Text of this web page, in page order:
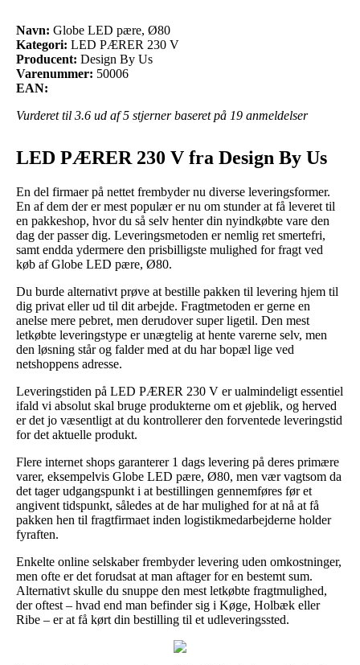
Navn: Globe LED pære, Ø80
Kategori: LED PÆRER 230 V
Producent: Design By Us
Varenummer: 50006
EAN:
Vurderet til 3.6 ud af 5 stjerner baseret på 19 anmeldelser
LED PÆRER 230 V fra Design By Us
En del firmaer på nettet frembyder nu diverse leveringsformer.
En af dem der er mest populær er nu om stunder at få leveret til
en pakkeshop, hvor du så selv henter din nyindkøbte vare den
dag der passer dig. Leveringsmetoden er nemlig ret smertefri,
samt endda ydermere den prisbilligste mulighed for fragt ved
køb af Globe LED pære, Ø80.
Du burde alternativt prøve at bestille pakken til levering hjem til
dig privat eller ud til dit arbejde. Fragtmetoden er gerne en
anelse mere pebret, men derudover super ligetil. Den mest
letkøbte leveringstype er unægtelig at hente varerne selv, men
den løsning står og falder med at du har bopæl lige ved
netshoppens adresse.
Leveringstiden på LED PÆRER 230 V er ualmindeligt essentiel
ifald vi absolut skal bruge produkterne om et øjeblik, og herved
er det jo væsentligt at du kontrollerer den forventede leveringstid
for det aktuelle produkt.
Flere internet shops garanterer 1 dags levering på deres primære
varer, eksempelvis Globe LED pære, Ø80, men vær vagtsom da
det tager udgangspunkt i at bestillingen gennemføres før et
angivent tidspunkt, således at de har mulighed for at nå at få
pakken hen til fragtfirmaet inden logistikmedarbejderne holder
fyraften.
Enkelte online selskaber frembyder levering uden omkostninger,
men ofte er det forudsat at man aftager for en bestemt sum.
Alternativt skulle du snuppe den mest letkøbte fragtmulighed,
der oftest – hvad end man befinder sig i Køge, Holbæk eller
Ribe – er at få kørt din bestilling til et udleveringssted.